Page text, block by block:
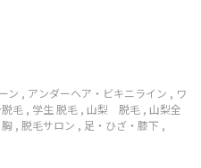
ン , アンダーヘア・ビキニライン , ワ
毛 , 学生 脱毛 , 山梨 脱毛 , 山梨全
,脱毛サロン , 足・ひざ・膝下 ,